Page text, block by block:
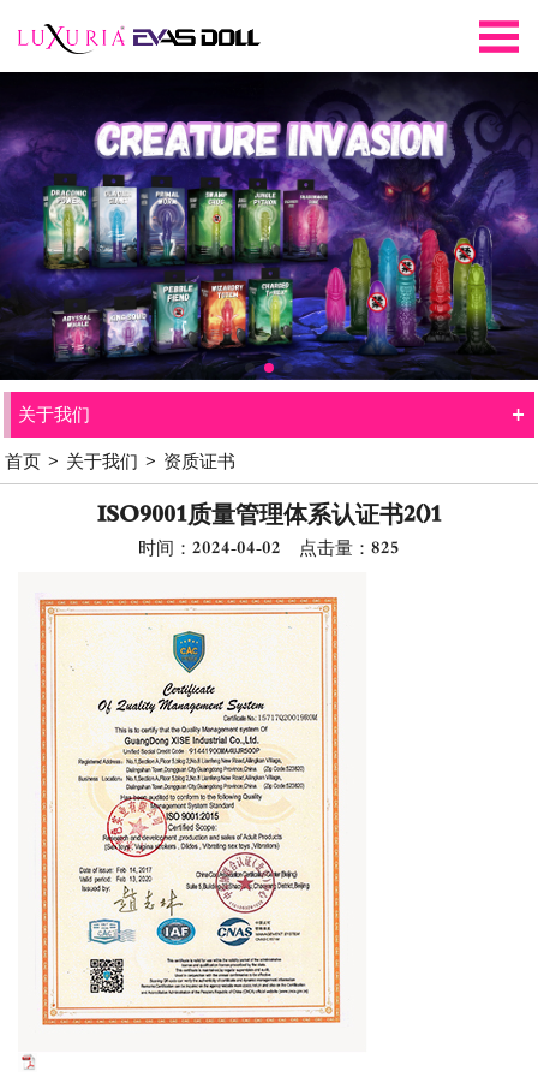
关于我们 +
首页 > 关于我们 > 资质证书
ISO9001质量管理体系认证书2()1
时间：2024-04-02 点击量： 825